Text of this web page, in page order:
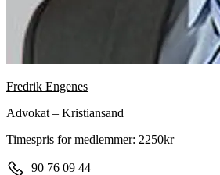
Fredrik Engenes
Advokat – Kristiansand
Timespris for medlemmer: 2250kr
90 76 09 44